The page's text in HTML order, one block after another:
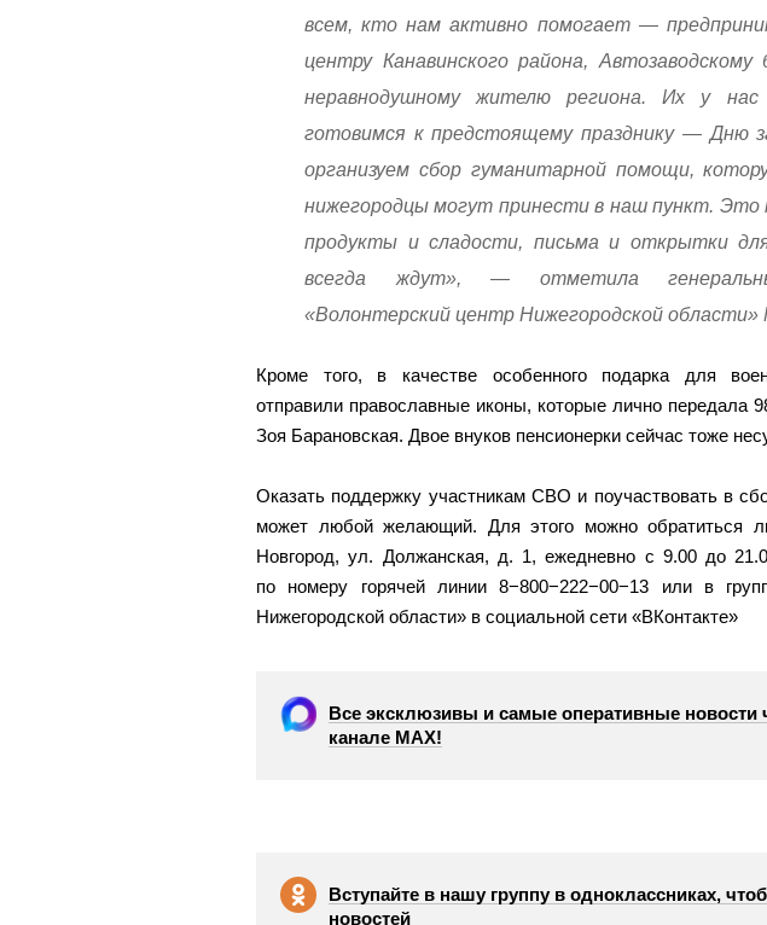
всем, кто нам активно помогает —
центру Канавинского района,
неравнодушному жителю региона. Их у
готовимся к предстоящему празднику — Дню
организуем сбор гуманитарной помощи,
нижегородцы могут принести в наш пункт.
продукты и сладости, письма и открытки
всегда ждут», — отметила
«Волонтерский центр Нижегородской области»
Кроме того, в качестве особенного подарка для
отправили православные иконы, которые лично передала
Зоя Барановская. Двое внуков пенсионерки сейчас тоже
Оказать поддержку участникам СВО и поучаствовать в
может любой желающий. Для этого можно обратиться
Новгород, ул. Должанская, д. 1, ежедневно с 9.00 до
по номеру горячей линии 8−800−222−00−13 или в
Нижегородской области» в социальной сети «ВКонтакте»
Все эксклюзивы и самые оперативные новости
канале МАХ!
Вступайте в нашу группу в одноклассниках,
новостей